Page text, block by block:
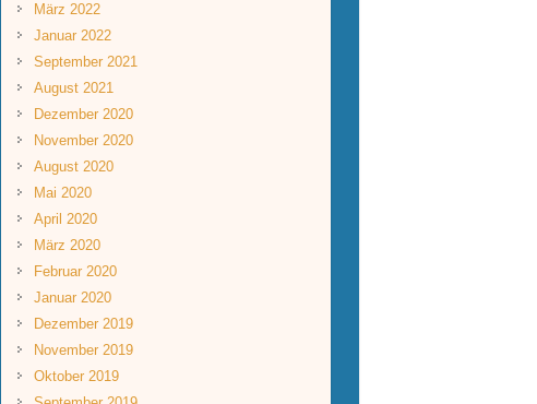
März 2022
Januar 2022
September 2021
August 2021
Dezember 2020
November 2020
August 2020
Mai 2020
April 2020
März 2020
Februar 2020
Januar 2020
Dezember 2019
November 2019
Oktober 2019